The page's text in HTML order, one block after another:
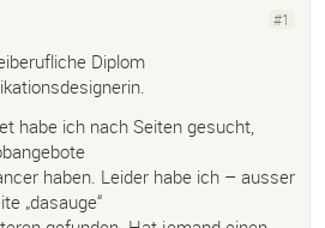
#1
Diplom
habe ich nach Seiten gesucht,
haben. Leider habe ich – ausser
„dasauge“